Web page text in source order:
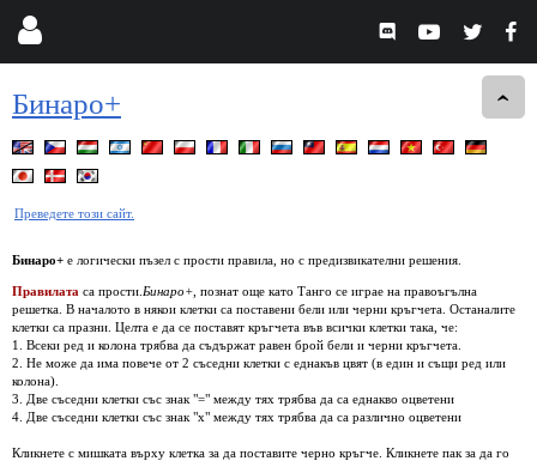
Бинаро+
Преведете този сайт.
Бинаро+ е логически пъзел с прости правила, но с предизвикателни решения.
Правилата са прости. Бинаро+ , познат още като Танго се играе на правоъгълна
решетка. В началото в някои клетки са поставени бели или черни кръгчета. Останалите
клетки са празни. Целта е да се поставят кръгчета във всички клетки така, че:
1. Всеки ред и колона трябва да съдържат равен брой бели и черни кръгчета.
2. Не може да има повече от 2 съседни клетки с еднакъв цвят (в един и същи ред или
колона).
3. Две съседни клетки със знак "=" между тях трябва да са еднакво оцветени
4. Две съседни клетки със знак "x" между тях трябва да са различно оцветени
Кликнете с мишката върху клетка за да поставите черно кръгче. Кликнете пак за да го